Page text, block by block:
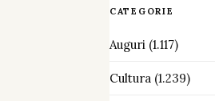
CATEGORIE
Auguri(1.117)
Cultura(1.239)